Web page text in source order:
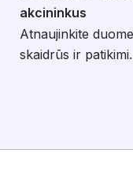
akcininkus
Atnaujinkite
skaidrūs ir patikimi.